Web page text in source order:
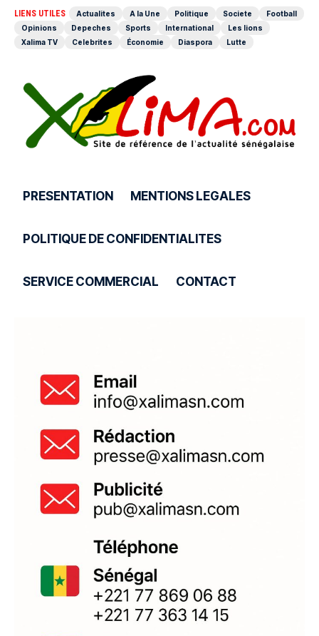
LIENS UTILES Actualites A la Une Politique Societe
Football
Opinions
Depeches Sports International
Les lions
Xalima TV
Celebrites Économie Diaspora Lutte
PRESENTATION MENTIONS LEGALES
POLITIQUE DE CONFIDENTIALITES
SERVICE COMMERCIAL CONTACT